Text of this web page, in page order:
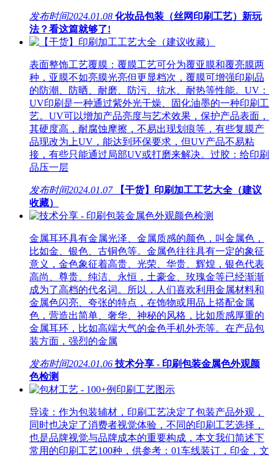
发布时间2024.01.08 化妆品包装（丝网印刷工艺）新玩
法？看这篇就够了!
表面整饰工艺覆膜：覆膜工艺可分为覆亚膜和覆亮膜两
种，亚膜不如亮膜光亮但更显档次，覆膜可增强印刷品
的防潮、防晒、耐磨、防污、抗水、耐热等性能。UV：
UV印刷是一种通过紫外光干燥、固化油墨的一种印刷工
艺。UV可以增加产品亮度与艺术效果，保护产品表面，
其硬度高，耐腐蚀摩擦，不易出现划痕等，有些复膜产
品现改为上UV，能达到环保要求，但UV产品不易粘
接，有些只能通过局部UV或打磨来解决。过胶：给印刷
品压一层
发布时间2024.01.07
【干货】印刷加工工艺大全（建议
收藏）
金属耳环具有金属光泽、金属质感的颜色，叫金属色，
比如金、银色、古铜色等。金属色往往具有一定的象征
意义，金色象征着高贵、光荣、华贵、辉煌，银色代表
高尚、尊贵、纯洁、永恒，土豪金、玫瑰金等已经渐渐
成为了高档的代名词。所以，人们喜欢利用金属材料和
金属色闪亮、夸张的特点，在饰物或用品上搭配金属
色，营造出简单、奢华、神秘的风格，比如质感厚重的
金属耳环，比如高端大气的金色手机外壳等。在产品包
装方面，强烈的金属
发布时间2024.01.06 技术分享 - 印刷包装金属色外观颜
色检测
导读：作为包装辅材，印刷工艺决定了包装产品外观，
同时也决定了消费者视觉体验，不同的印刷工艺选择，
也是品牌视觉与品牌成本的重要构成，本文我们简述下
常用的印刷工艺100种，供参考：01车线装订，印金，文